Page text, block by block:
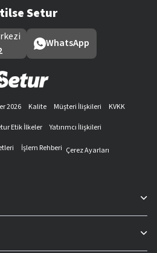
Setur
WhatsApp
2026 Kalite Müşteri İlişkileri
KVKK
Etik İlkeler
Yatırımcı İlişkileri
İşlem Rehberi Çerez Ayarları